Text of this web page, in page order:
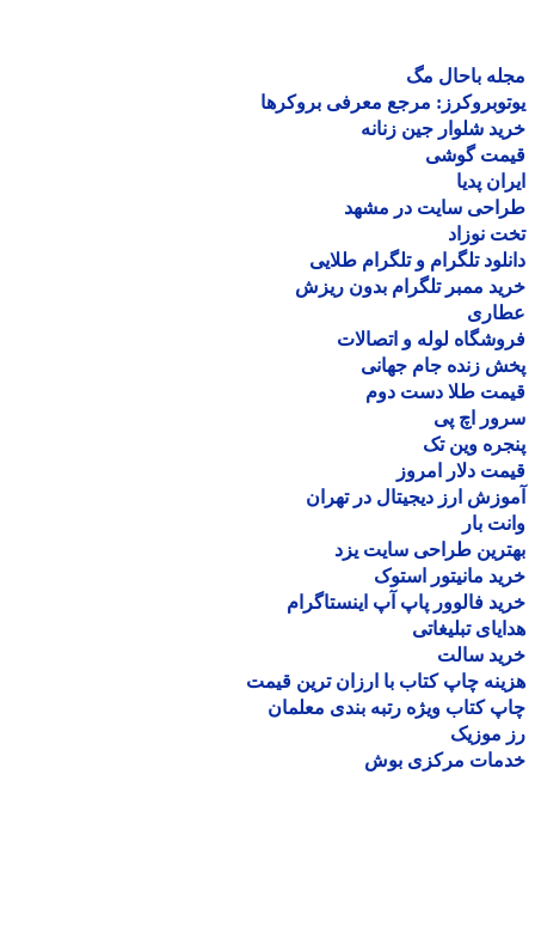
باحال مگ
مرجع معرفی بروکرها
شلوار جین زنانه
گوشی
پدیا
سایت در مشهد
نوزاد
تلگرام و تلگرام طلایی
ممبر تلگرام بدون ریزش
لوله و اتصالات
زنده جام جهانی
طلا دست دوم
اچ پی
وین تک
دلار امروز
ارز دیجیتال در تهران
بار
طراحی سایت یزد
مانیتور استوک
فالوور پاپ آپ اینستاگرام
تبلیغاتی
سالت
چاپ کتاب با ارزان ترین قیمت
کتاب ویژه رتبه بندی معلمان
موزیک
مرکزی بوش